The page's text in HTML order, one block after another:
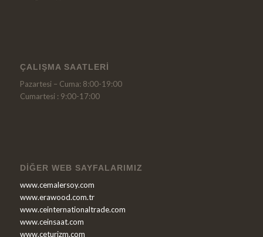
ÇALIŞMA SAATLERI
Pazartesi – Cuma: 8:00-19:00
Cumartesi : 9:00-17:00
DIĞER WEB SAYFALARIMIZ
www.cemalersoy.com
www.erawood.com.tr
www.ceinternationaltrade.com
www.ceinsaat.com
www.ceturizm.com